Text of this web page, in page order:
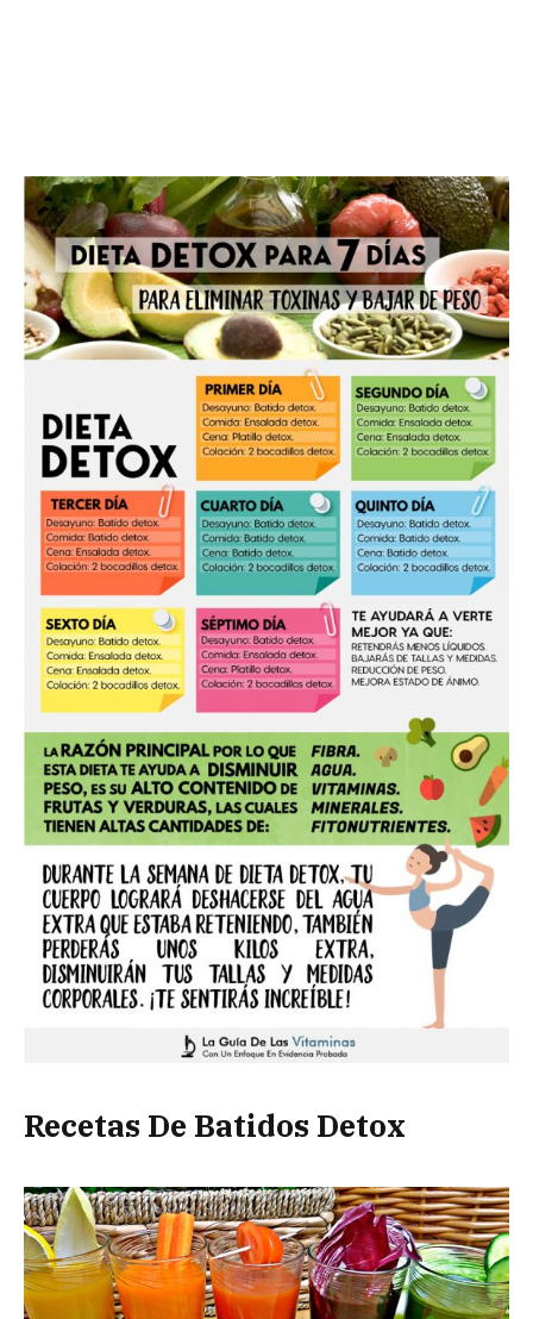
Recetas De Batidos Detox